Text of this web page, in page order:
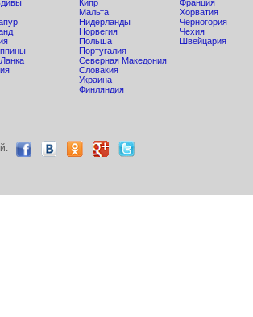
Кипр
Мальта
Нидерланды
Норвегия
Польша
Португалия
Северная Македония
Словакия
Украина
Финляндия
Франция
Хорватия
Черногория
Чехия
Швейцария